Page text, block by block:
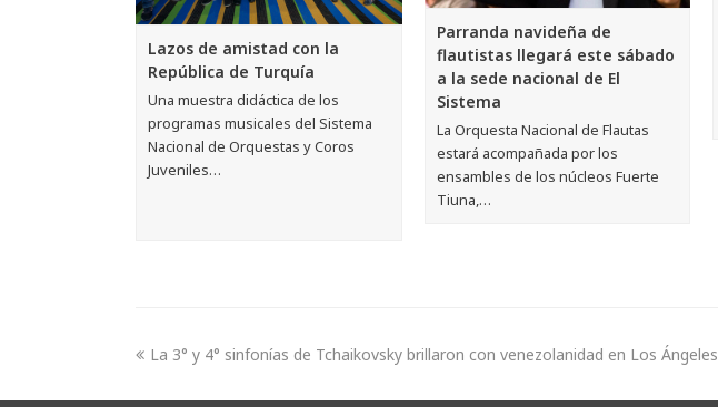
Lazos de amistad con la
República de Turquía
Una muestra didáctica de los
programas musicales del Sistema
Nacional de Orquestas y Coros
Juveniles…
Parranda navideña de
flautistas llegará este sábado
a la sede nacional de El
Sistema
La Orquesta Nacional de Flautas
estará acompañada por los
ensambles de los núcleos Fuerte
Tiuna,…
La 3° y 4° sinfonías de Tchaikovsky brillaron con venezolanidad en Los Ángeles